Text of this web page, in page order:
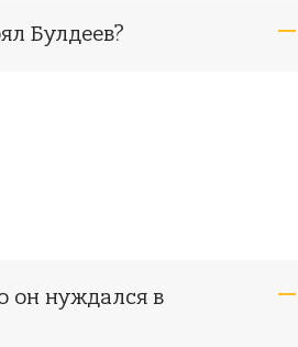
Булдеев?
он нуждался в